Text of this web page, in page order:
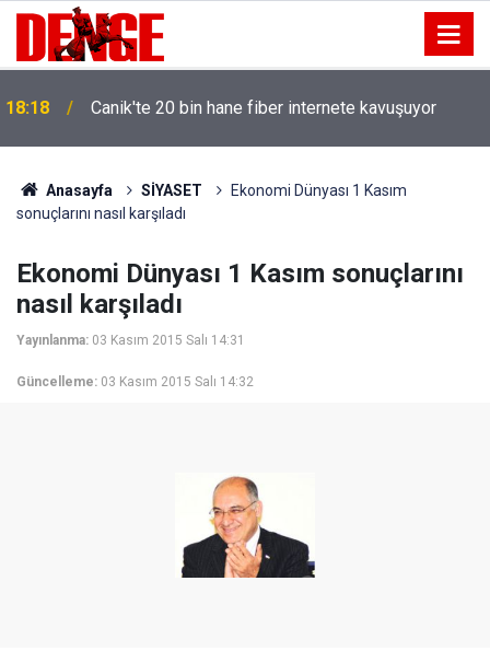
18:18 Canik'te 20 bin hane fiber internete kavuşuyor
Anasayfa SİYASET
Ekonomi Dünyası 1 Kasım
sonuçlarını nasıl karşıladı
Ekonomi Dünyası 1 Kasım sonuçlarını
nasıl karşıladı
Yayınlanma: 03 Kasım 2015 Salı 14:31
Güncelleme: 03 Kasım 2015 Salı 14:32